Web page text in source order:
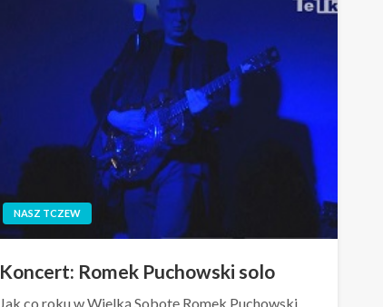
NASZ TCZEW
Koncert: Romek Puchowski solo
Jak co roku w Wielką Sobotę Romek Puchowski